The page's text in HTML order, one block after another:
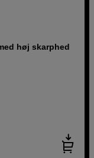
høj skarphed